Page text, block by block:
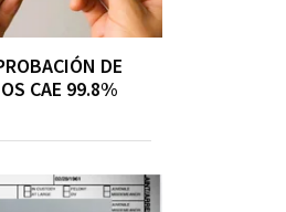
DE
CAE 99.8%